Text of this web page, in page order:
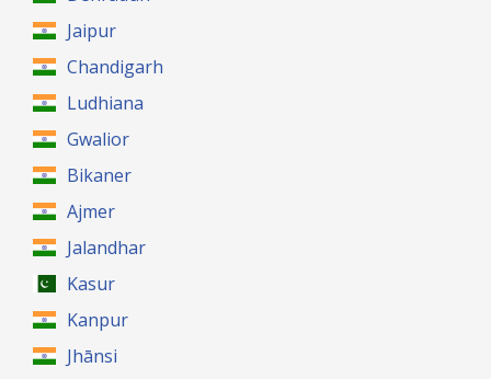
Jaipur
Chandigarh
Ludhiana
Gwalior
Bikaner
Ajmer
Jalandhar
Kasur
Kanpur
Jhānsi